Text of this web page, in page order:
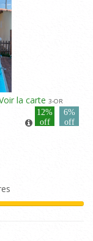
la carte 3-OR
12%
off
6%
off